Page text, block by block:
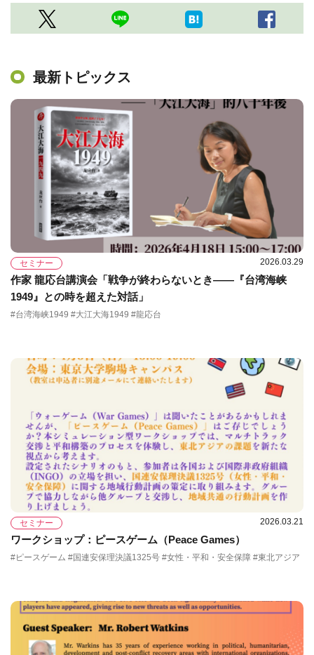
最新トピックス
セミナー 2026.03.29
作家 龍応台講演会「戦争が終わらないとき――『台湾海峡
1949』との時を超えた対話」
#台湾海峡1949 #大江大海1949 #龍応台
セミナー 2026.03.21
ワークショップ：ピースゲーム（Peace Games）
#ピースゲーム #国連安保理決議1325号 #女性・平和・安全保障 #東北アジア